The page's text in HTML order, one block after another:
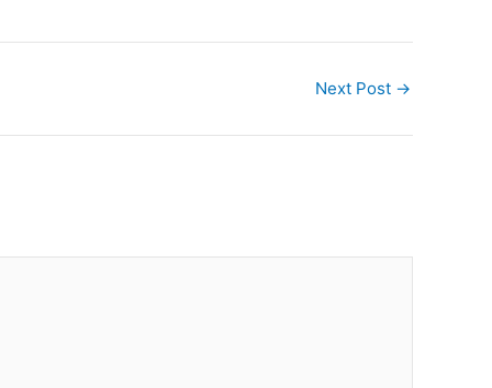
Next Post →